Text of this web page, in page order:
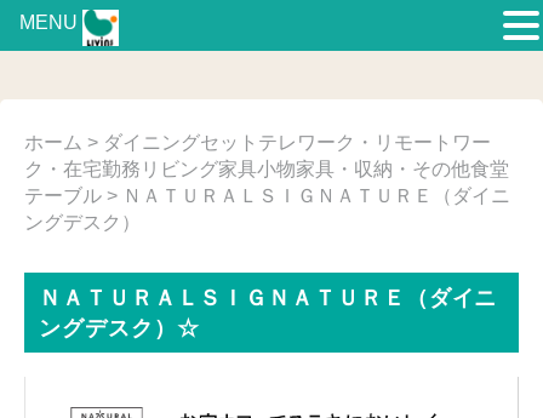
ホーム > ダイニングセット テレワーク・リモートワー
ク・在宅勤務 リビング家具小物家具・収納・その他食堂
テーブル > ＮＡＴＵＲＡＬＳＩＧＮＡＴＵＲＥ（ダイニ
ングデスク）
ＮＡＴＵＲＡＬＳＩＧＮＡＴＵＲＥ（ダイニ
ングデスク）☆
MENU